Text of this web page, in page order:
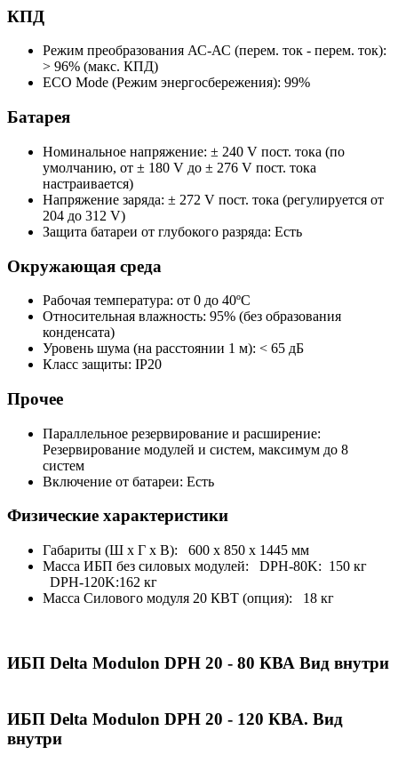
КПД
Режим преобразования АС-АС (перем. ток - перем. ток):
> 96% (макс. КПД)
EСО Mode (Режим энергосбережения): 99%
Батарея
Номинальное напряжение: ± 240 V пост. тока (по
умолчанию, от ± 180 V до ± 276 V пост. тока
настраивается)
Напряжение заряда: ± 272 V пост. тока (регулируется от
204 до 312 V)
Защита батареи от глубокого разряда: Есть
Окружающая среда
Рабочая температура: от 0 до 40ºC
Относительная влажность: 95% (без образования
конденсата)
Уровень шума (на расстоянии 1 м): < 65 дБ
Класс защиты: IP20
Прочее
Параллельное резервирование и расширение:
Резервирование модулей и систем, максимум до 8
систем
Включение от батареи: Есть
Физические характеристики
Габариты (Ш x Г x В):
600 x 850 x 1445 мм
Масса ИБП без силовых модулей:
DPH-80K: 150 кг
DPH-120K:162 кг
Масса Силового модуля 20 КВТ (опция):
18 кг
ИБП Delta Modulon DPH 20 - 80 КВА Вид внутри
ИБП Delta Modulon DPH 20 - 120 КВА. Вид
внутри